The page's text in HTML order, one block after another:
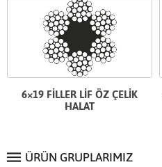
6×19 FİLLER LİF ÖZ ÇELİK
HALAT
ÜRÜN GRUPLARIMIZ